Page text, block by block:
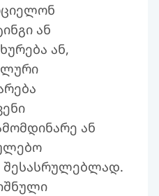
ან
ან,
ან